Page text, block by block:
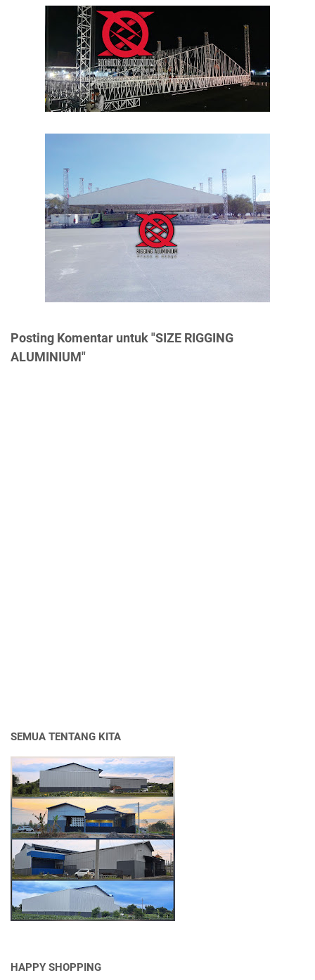
Posting Komentar untuk "SIZE RIGGING
ALUMINIUM"
SEMUA TENTANG KITA
HAPPY SHOPPING